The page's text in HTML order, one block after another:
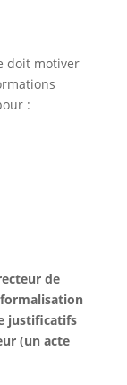
doit motiver
:
de
formalisation
justificatifs
(un acte